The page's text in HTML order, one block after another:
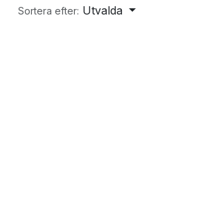
Sortera efter: Utvalda